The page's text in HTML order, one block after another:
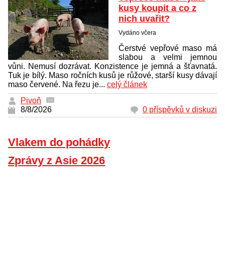
kusy koupit a co z
nich uvařit?
Vydáno včera
Čerstvé vepřové maso má
slabou a velmi jemnou
vůni. Nemusí dozrávat. Konzistence je jemná a šťavnatá.
Tuk je bílý. Maso ročních kusů je růžové, starší kusy dávají
maso červené. Na řezu je... celý článek
Pivoň
8/8/2026
0 příspěvků v diskuzi
Vlakem do pohádky
Zprávy z Asie 2026